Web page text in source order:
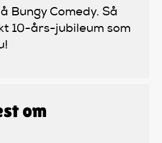
Bungy Comedy. Så
10-års-jubileum som
om